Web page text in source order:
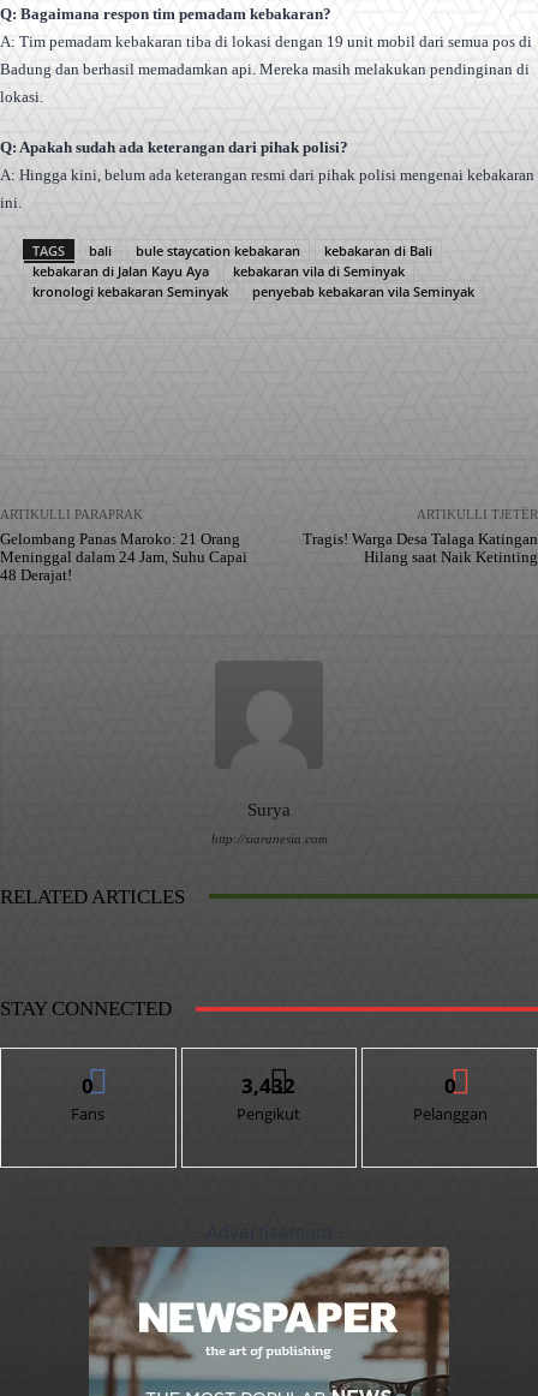
Q: Bagaimana respon tim pemadam kebakaran?
A: Tim pemadam kebakaran tiba di lokasi dengan 19 unit mobil dari semua pos di
Badung dan berhasil memadamkan api. Mereka masih melakukan pendinginan di
lokasi.
Q: Apakah sudah ada keterangan dari pihak polisi?
A: Hingga kini, belum ada keterangan resmi dari pihak polisi mengenai kebakaran
ini.
TAGS bali bule staycation kebakaran
kebakaran di Bali
kebakaran di Jalan Kayu Aya
kebakaran vila di Seminyak
kronologi kebakaran Seminyak
penyebab kebakaran vila Seminyak
ARTIKULLI PARAPRAK
Gelombang Panas Maroko: 21 Orang
Meninggal dalam 24 Jam, Suhu Capai
48 Derajat!
ARTIKULLI TJETËR
Tragis! Warga Desa Talaga Katingan
Hilang saat Naik Ketinting
Surya
http://siaranesia.com
RELATED ARTICLES
STAY CONNECTED
0
Fans
3,432
Pengikut
0
Pelanggan